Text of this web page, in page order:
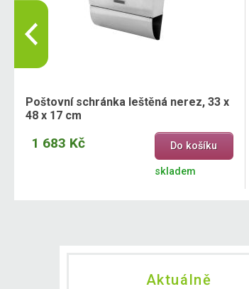
Poštovní schránka leštěná nerez, 33 x
48 x 17 cm
1 683 Kč Do košíku
skladem
Aktuálně